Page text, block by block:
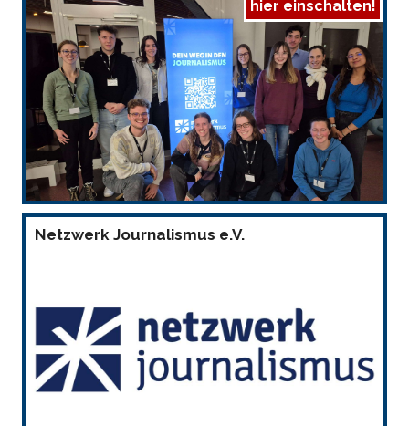
hier einschalten!
Netzwerk Journalismus e.V.